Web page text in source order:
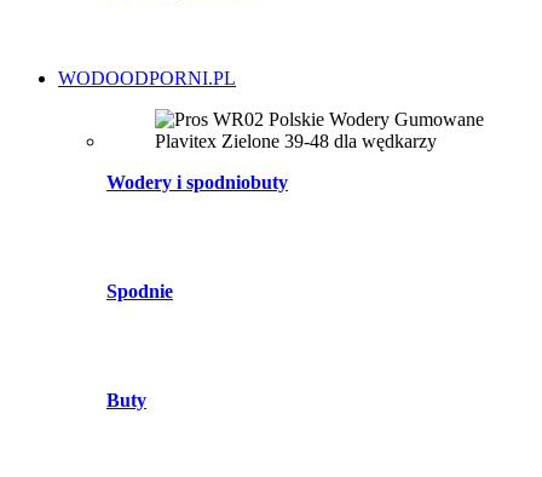
WODOODPORNI.PL
Wodery i spodniobuty
Spodnie
Buty